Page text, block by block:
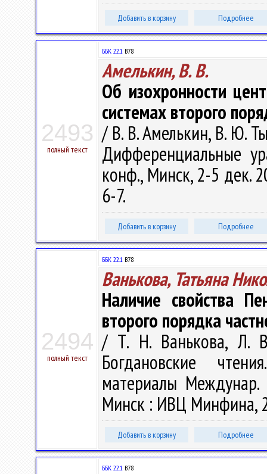
Добавить в корзину Подробнее
2493
полный текст
ББК 22.1 В78
Амелькин, В. В.
Об изохронности
системах второго
/ В. В. Амелькин, В. Ю.
Дифференциальные
конф., Минск, 2-5 дек.
6-7.
Добавить в корзину Подробнее
2494
полный текст
ББК 22.1 В78
Ванькова, Татьяна
Наличие свойства
второго порядка
/ Т. Н. Ванькова, Л.
Богдановские
материалы
Минск : ИВЦ Минфина,
Добавить в корзину Подробнее
ББК 22.1 В78